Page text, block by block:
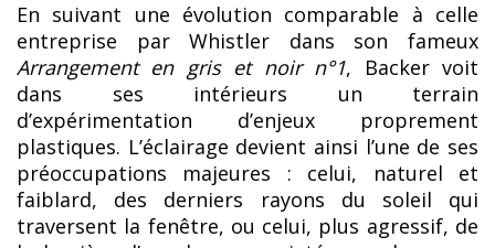
En suivant une évolution comparable à celle
entreprise par Whistler dans son fameux
Arrangement en gris et noir n°1, Backer voit
dans ses intérieurs un terrain
d’expérimentation d’enjeux proprement
plastiques. L’éclairage devient ainsi l’une de ses
préoccupations majeures : celui, naturel et
faiblard, des derniers rayons du soleil qui
traversent la fenêtre, ou celui, plus agressif, de